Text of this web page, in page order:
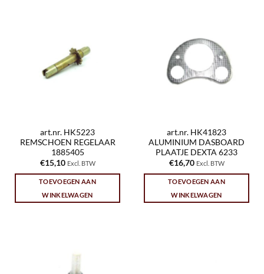
art.nr. HK5223
REMSCHOEN REGELAAR
1885405
€15,10 Excl. BTW
TOEVOEGEN AAN
WINKELWAGEN
art.nr. HK41823
ALUMINIUM DASBOARD
PLAATJE DEXTA 6233
€16,70 Excl. BTW
TOEVOEGEN AAN
WINKELWAGEN